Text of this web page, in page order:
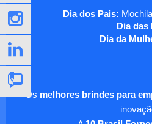
Dia dos Pais:
Dia das
Dia da
Os melhores brindes para